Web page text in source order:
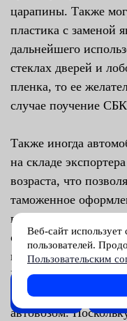
царапины. Также
пластика с заменой
дальнейшего
стеклах дверей и
пленка, то ее
случае поучение
Также иногда
на складе
возраста, что
таможенное
приходится ждать
оправдывается
покупку
Китая зависит от
экспортера,
автовозом.
Веб-сайт использует
пользователей.
Пользовательским